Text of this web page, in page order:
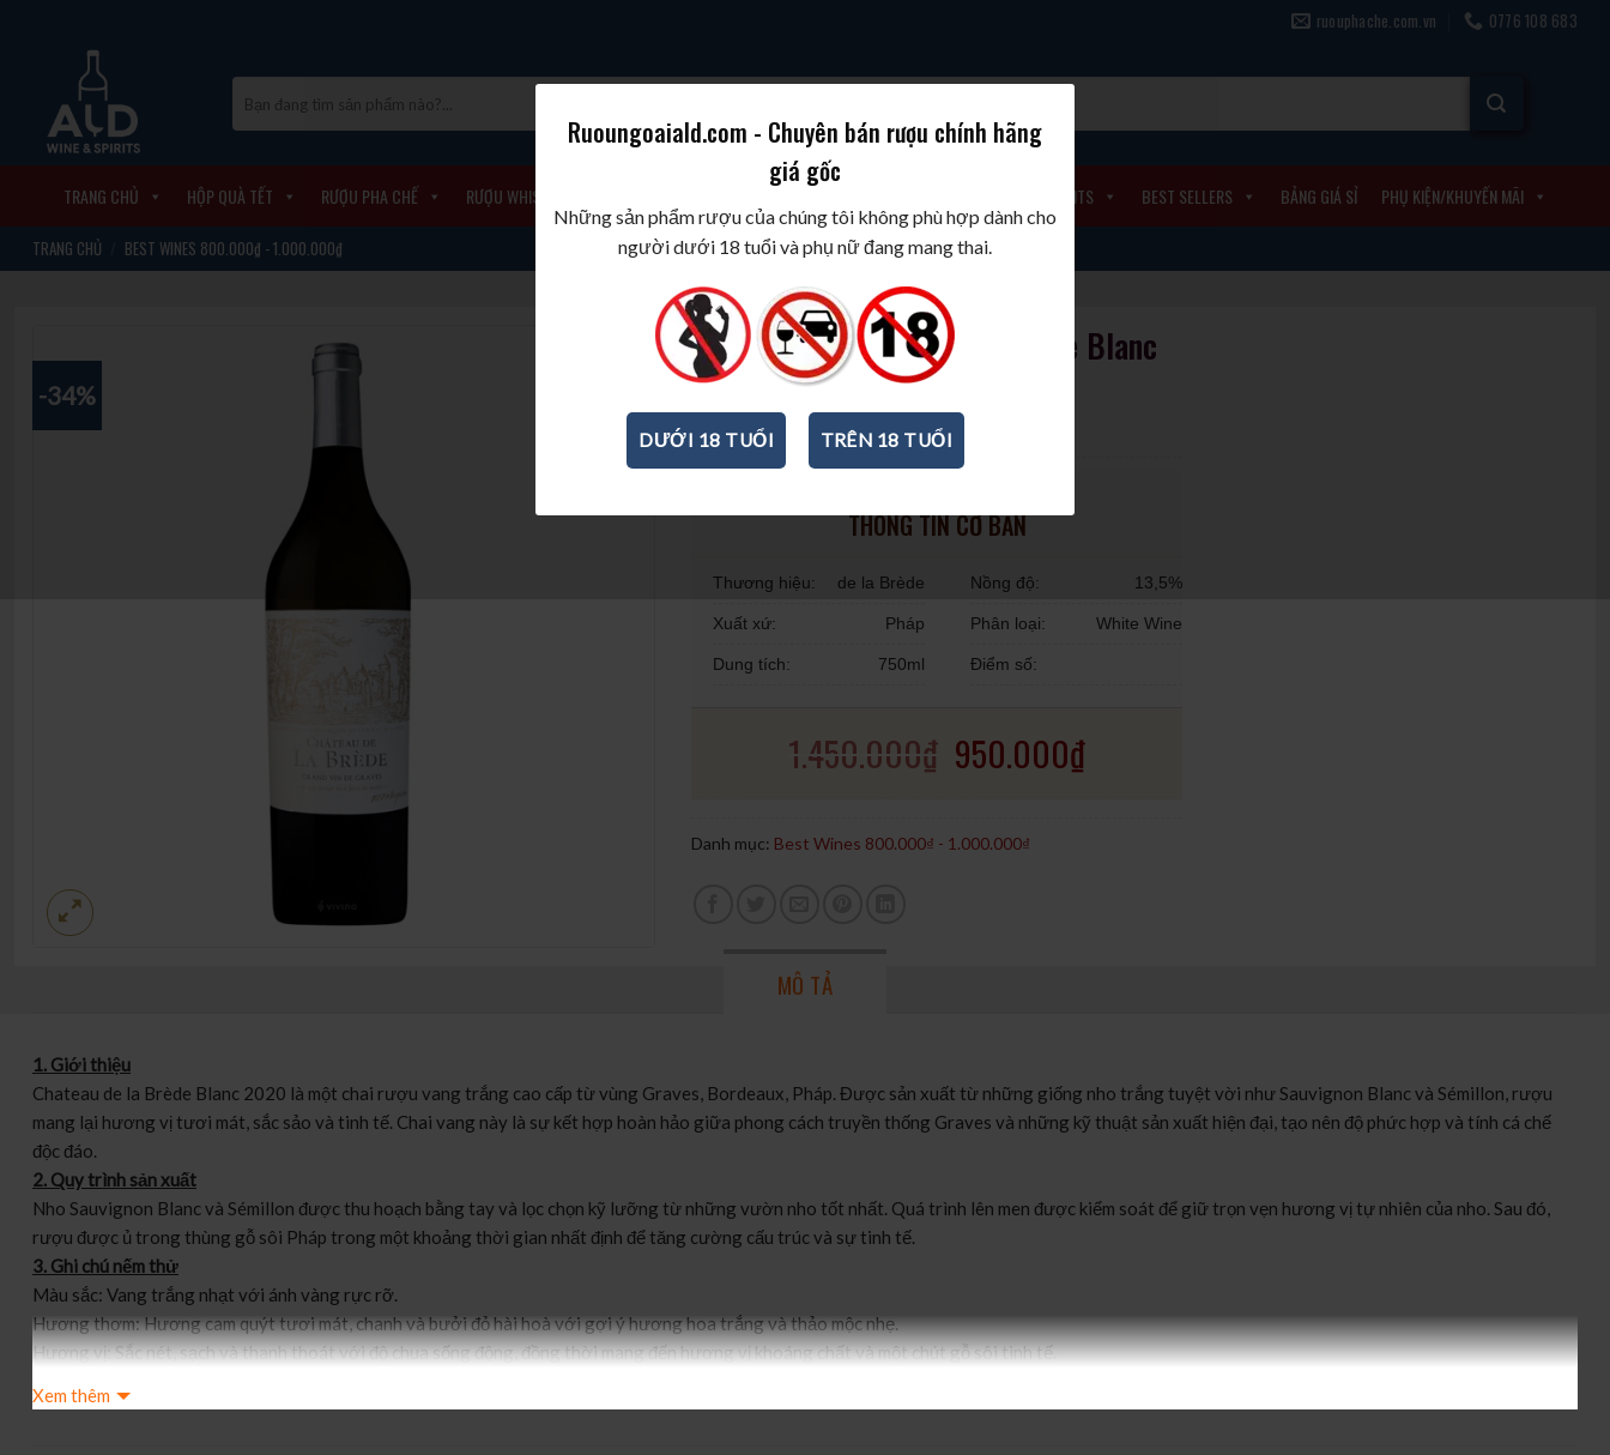
ruouphache.com.vn 0776 108 683
kiếm:
TRANG CHỦ HỘP QUÀ TẾT RƯỢU PHA CHẾ RƯỢU WHISKY BEST WINES & SPIRITS BEST SELLERS BẢNG GIÁ SỈ PHỤ KIỆN/KHUYẾN MÃI
TRANG CHỦ BEST WINES 800.000₫ - 1.000.000₫
-34%
Rượu vang Chateau de la Brede Blanc
2020
750ml-13,5%
THÔNG TIN CƠ BẢN
Thương hiệu: de la Brède
Xuất xứ: Pháp
Dung tích: 750ml
Nồng độ: 13,5%
Phân loại: White Wine
Điểm số:
1.450.000₫ 950.000₫
Danh mục: Best Wines 800.000₫ - 1.000.000₫
MÔ TẢ
1. Giới thiệu
Chateau de la Brède Blanc 2020 là một chai rượu vang trắng cao cấp từ vùng Graves, Bordeaux, Pháp. Được sản xuất từ những giống nho trắng tuyệt vời như Sauvignon Blanc và Sémillon, rượu
mang lại hương vị tươi mát, sắc sảo và tinh tế. Chai vang này là sự kết hợp hoàn hảo giữa phong cách truyền thống Graves và những kỹ thuật sản xuất hiện đại, tạo nên độ phức hợp và tính cá chế
độc đáo.
2. Quy trình sản xuất
Nho Sauvignon Blanc và Sémillon được thu hoạch bằng tay và lọc chọn kỹ lưỡng từ những vườn nho tốt nhất. Quá trình lên men được kiểm soát để giữ trọn vẹn hương vị tự nhiên của nho. Sau đó,
rượu được ủ trong thùng gỗ sôi Pháp trong một khoảng thời gian nhất định để tăng cường cấu trúc và sự tinh tế.
3. Ghi chú nếm thử
Màu sắc: Vang trắng nhạt với ánh vàng rực rỡ.
Hương thơm: Hương cam quýt tươi mát, chanh và bưởi đỏ hài hoà với gợi ý hương hoa trắng và thảo mộc nhẹ.
Hương vị: Sắc nét, sạch và thanh thoát với độ chua sống động, đồng thời mang đến hương vị khoáng chất và một chút gỗ sôi tinh tế.
4. Điểm số & Giải thưởng tiêu biểu
Xem thêm
Ruoungoaiald.com - Chuyên bán rượu chính hãng
giá gốc
Những sản phẩm rượu của chúng tôi không phù hợp dành cho
người dưới 18 tuổi và phụ nữ đang mang thai.
DƯỚI 18 TUỔI TRÊN 18 TUỔI